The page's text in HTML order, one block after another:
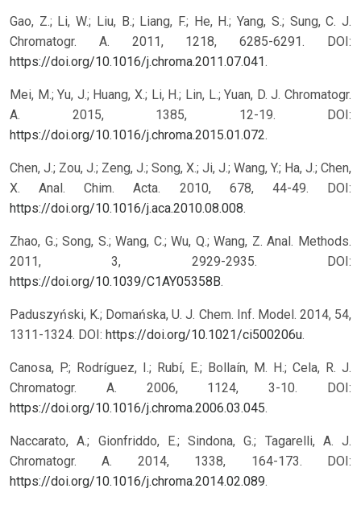
Gao, Z.; Li, W.; Liu, B.; Liang, F.; He, H.; Yang, S.; Sung, C. J.
Chromatogr. A. 2011, 1218, 6285-6291. DOI:
https://doi.org/10.1016/j.chroma.2011.07.041.
Mei, M.; Yu, J.; Huang, X.; Li, H.; Lin, L.; Yuan, D. J. Chromatogr.
A. 2015, 1385, 12-19. DOI:
https://doi.org/10.1016/j.chroma.2015.01.072.
Chen, J.; Zou, J.; Zeng, J.; Song, X.; Ji, J.; Wang, Y.; Ha, J.; Chen,
X. Anal. Chim. Acta. 2010, 678, 44-49. DOI:
https://doi.org/10.1016/j.aca.2010.08.008.
Zhao, G.; Song, S.; Wang, C.; Wu, Q.; Wang, Z. Anal. Methods.
2011, 3, 2929-2935. DOI:
https://doi.org/10.1039/C1AY05358B.
Paduszyński, K.; Domańska, U. J. Chem. Inf. Model. 2014, 54,
1311-1324. DOI: https://doi.org/10.1021/ci500206u.
Canosa, P.; Rodríguez, I.; Rubí, E.; Bollaín, M. H.; Cela, R. J.
Chromatogr. A. 2006, 1124, 3-10. DOI:
https://doi.org/10.1016/j.chroma.2006.03.045.
Naccarato, A.; Gionfriddo, E.; Sindona, G.; Tagarelli, A. J.
Chromatogr. A. 2014, 1338, 164-173. DOI:
https://doi.org/10.1016/j.chroma.2014.02.089.